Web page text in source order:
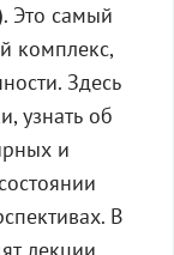
. Это самый
комплекс,
Здесь
узнать об
и
В